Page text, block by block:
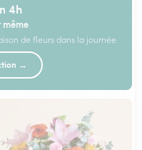
4h
même
de fleurs dans la journée
→